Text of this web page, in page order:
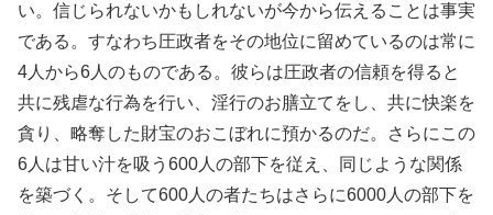
い。信じられないかもしれないが今から伝えることは事実
である。すなわち圧政者をその地位に留めているのは常に
4人から6人のものである。彼らは圧政者の信頼を得ると
共に残虐な行為を行い、淫行のお膳立てをし、共に快楽を
貪り、略奪した財宝のおこぼれに預かるのだ。さらにこの
6人は甘い汁を吸う600人の部下を従え、同じような関係
を築づく。そして600人の者たちはさらに6000人の部下を